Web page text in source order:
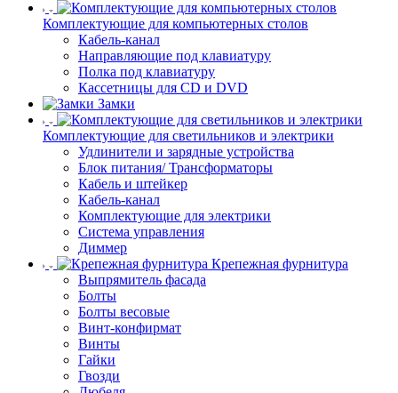
Комплектующие для компьютерных столов
Кабель-канал
Направляющие под клавиатуру
Полка под клавиатуру
Кассетницы для CD и DVD
Замки
Комплектующие для светильников и электрики
Удлинители и зарядные устройства
Блок питания/ Трансформаторы
Кабель и штейкер
Кабель-канал
Комплектующие для электрики
Система управления
Диммер
Крепежная фурнитура
Выпрямитель фасада
Болты
Болты весовые
Винт-конфирмат
Винты
Гайки
Гвозди